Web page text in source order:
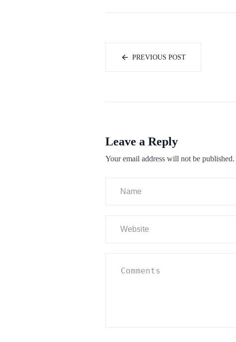
PREVIOUS POST
Leave a Reply
Your email address will not be published.